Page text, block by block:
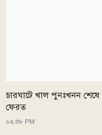
চারঘাটে খাল পুনঃখনন
ফেরত
০২:৫৮ PM